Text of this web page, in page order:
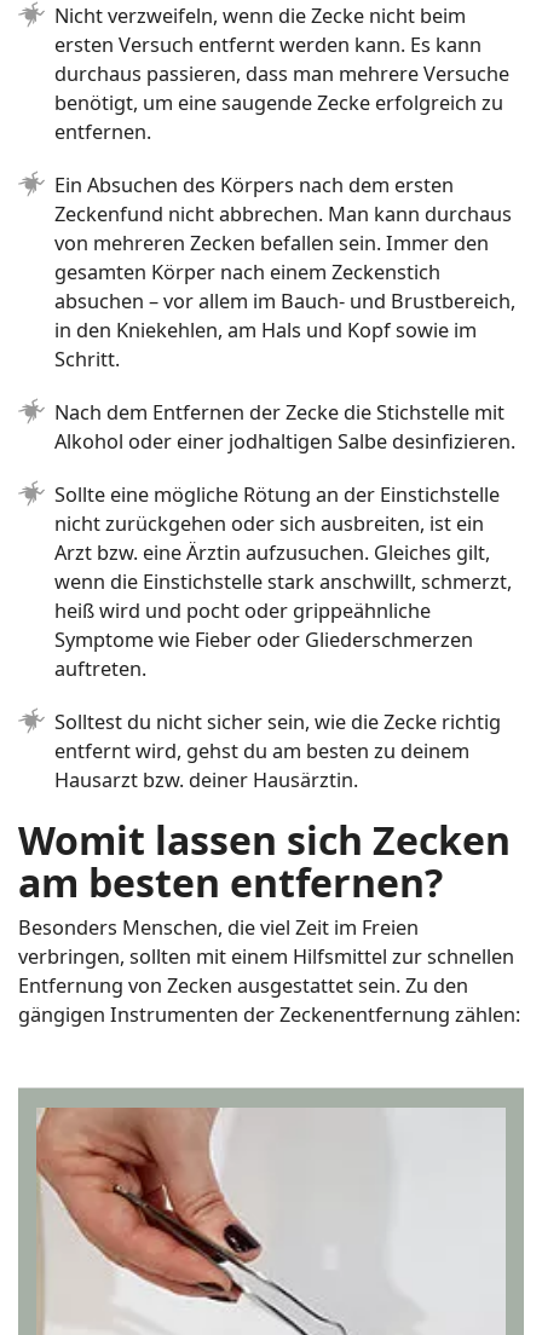
Nicht verzweifeln, wenn die Zecke nicht beim
ersten Versuch entfernt werden kann. Es kann
durchaus passieren, dass man mehrere Versuche
benötigt, um eine saugende Zecke erfolgreich zu
entfernen.
Ein Absuchen des Körpers nach dem ersten
Zeckenfund nicht abbrechen. Man kann durchaus
von mehreren Zecken befallen sein. Immer den
gesamten Körper nach einem Zeckenstich
absuchen – vor allem im Bauch- und Brustbereich,
in den Kniekehlen, am Hals und Kopf sowie im
Schritt.
Nach dem Entfernen der Zecke die Stichstelle mit
Alkohol oder einer jodhaltigen Salbe desinfizieren.
Sollte eine mögliche Rötung an der Einstichstelle
nicht zurückgehen oder sich ausbreiten, ist ein
Arzt bzw. eine Ärztin aufzusuchen. Gleiches gilt,
wenn die Einstichstelle stark anschwillt, schmerzt,
heiß wird und pocht oder grippeähnliche
Symptome wie Fieber oder Gliederschmerzen
auftreten.
Solltest du nicht sicher sein, wie die Zecke richtig
entfernt wird, gehst du am besten zu deinem
Hausarzt bzw. deiner Hausärztin.
Womit lassen sich Zecken
am besten entfernen?
Besonders Menschen, die viel Zeit im Freien
verbringen, sollten mit einem Hilfsmittel zur schnellen
Entfernung von Zecken ausgestattet sein. Zu den
gängigen Instrumenten der Zeckenentfernung zählen: